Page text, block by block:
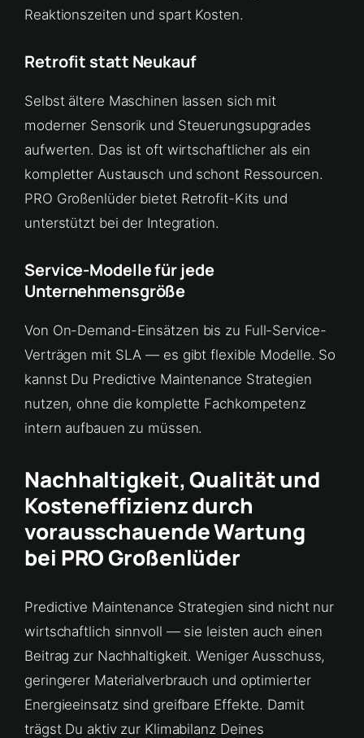
Reaktionszeiten und spart Kosten.
Retrofit statt Neukauf
Selbst ältere Maschinen lassen sich mit
moderner Sensorik und Steuerungsupgrades
aufwerten. Das ist oft wirtschaftlicher als ein
kompletter Austausch und schont Ressourcen.
PRO Großenlüder bietet Retrofit-Kits und
unterstützt bei der Integration.
Service-Modelle für jede
Unternehmensgröße
Von On-Demand-Einsätzen bis zu Full-Service-
Verträgen mit SLA — es gibt flexible Modelle. So
kannst Du Predictive Maintenance Strategien
nutzen, ohne die komplette Fachkompetenz
intern aufbauen zu müssen.
Nachhaltigkeit, Qualität und
Kosteneffizienz durch
vorausschauende Wartung
bei PRO Großenlüder
Predictive Maintenance Strategien sind nicht nur
wirtschaftlich sinnvoll — sie leisten auch einen
Beitrag zur Nachhaltigkeit. Weniger Ausschuss,
geringerer Materialverbrauch und optimierter
Energieeinsatz sind greifbare Effekte. Damit
trägst Du aktiv zur Klimabilanz Deines